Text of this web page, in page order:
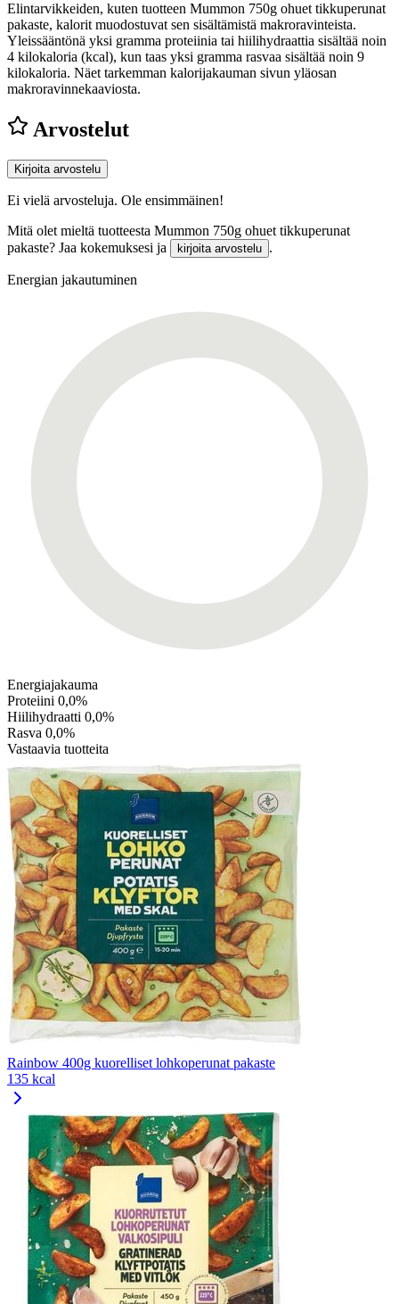
Elintarvikkeiden, kuten tuotteen Mummon 750g ohuet tikkuperunat
pakaste, kalorit muodostuvat sen sisältämistä makroravinteista.
Yleissääntönä yksi gramma proteiinia tai hiilihydraattia sisältää noin
4 kilokaloria (kcal), kun taas yksi gramma rasvaa sisältää noin 9
kilokaloria. Näet tarkemman kalorijakauman sivun yläosan
makroravinnekaaviosta.
Arvostelut
Kirjoita arvostelu
Ei vielä arvosteluja. Ole ensimmäinen!
Mitä olet mieltä tuotteesta Mummon 750g ohuet tikkuperunat
pakaste? Jaa kokemuksesi ja
kirjoita arvostelu .
Energian jakautuminen
Energiajakauma
Proteiini 0,0%
Hiilihydraatti 0,0%
Rasva 0,0%
Vastaavia tuotteita
Rainbow 400g kuorelliset lohkoperunat pakaste
135 kcal